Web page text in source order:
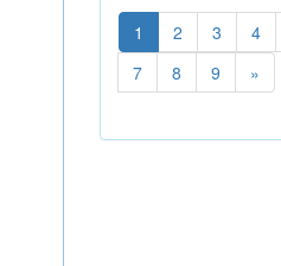
1 2 3 4
7
8 9 »